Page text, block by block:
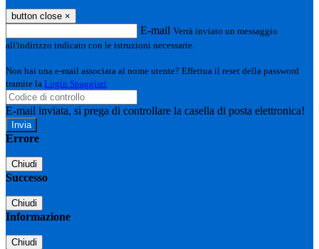
button close ×
E-mail Verrà inviato un messaggio
all'indirizzo indicato con le istruzioni necessarie.
Non hai una e-mail associata al nome utente? Effettua il reset della password
tramite la Login Spaggiari
E-mail inviata, si prega di controllare la casella di posta elettronica!
Errore
Chiudi
Successo
Chiudi
Informazione
Chiudi